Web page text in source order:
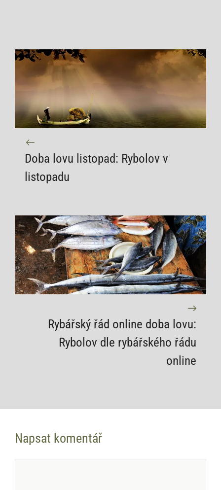
Doba lovu listopad: Rybolov v
listopadu
Rybářský řád online doba lovu:
Rybolov dle rybářského řádu
online
Napsat komentář